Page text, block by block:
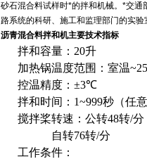
砂石混合料试样时*的拌和机械。*交
路系统的科研、施工和监理部门的实验
沥青混合料拌和机主要技术指标
拌和容量： 20升
加热锅温度范围：室温
控温精度：±3℃
拌和时间： 1~999秒（任
搅拌桨转速：公转48转/
自转76转/分
工作条件：